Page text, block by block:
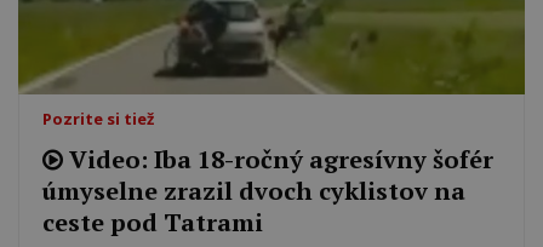
Pozrite si tiež
Video: Iba 18-ročný agresívny šofér
úmyselne zrazil dvoch cyklistov na
ceste pod Tatrami